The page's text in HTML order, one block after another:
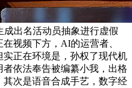
出名活动员抽象进行虚假
视频下方，AI的运营者、
正在环境是，孙权了现代机
依法奉告被编纂小我，出格
次是语音合成手艺，数字经